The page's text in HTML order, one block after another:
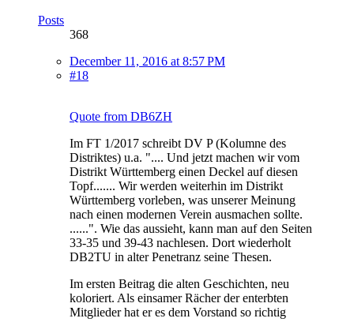
Posts
368
December 11, 2016 at 8:57 PM
#18
Quote from DB6ZH
Im FT 1/2017 schreibt DV P (Kolumne des
Distriktes) u.a. ".... Und jetzt machen wir vom
Distrikt Württemberg einen Deckel auf diesen
Topf....... Wir werden weiterhin im Distrikt
Württemberg vorleben, was unserer Meinung
nach einen modernen Verein ausmachen sollte.
......". Wie das aussieht, kann man auf den Seiten
33-35 und 39-43 nachlesen. Dort wiederholt
DB2TU in alter Penetranz seine Thesen.
Im ersten Beitrag die alten Geschichten, neu
koloriert. Als einsamer Rächer der enterbten
Mitglieder hat er es dem Vorstand so richtig